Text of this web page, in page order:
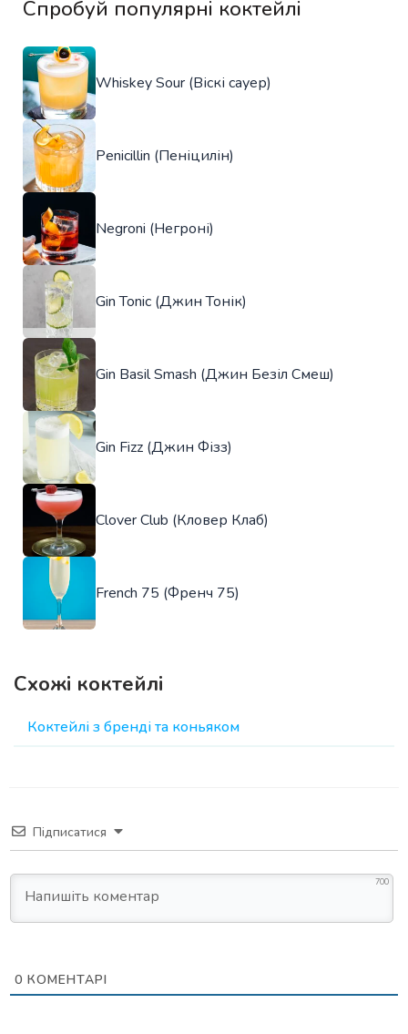
Спробуй популярні коктейлі
Whiskey Sour (Віскі сауер)
Penicillin (Пеніцилін)
Negroni (Негроні)
Gin Tonic (Джин Тонік)
Gin Basil Smash (Джин Безіл Смеш)
Gin Fizz (Джин Фізз)
Clover Club (Кловер Клаб)
French 75 (Френч 75)
Схожі коктейлі
Коктейлі з бренді та коньяком
Підписатися
700
0 КОМЕНТАРІ